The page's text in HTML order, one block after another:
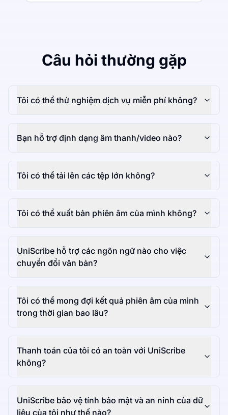
Câu hỏi thường gặp
Tôi có thể thử nghiệm dịch vụ miễn phí không?
Bạn hỗ trợ định dạng âm thanh/video nào?
Tôi có thể tải lên các tệp lớn không?
Tôi có thể xuất bản phiên âm của mình không?
UniScribe hỗ trợ các ngôn ngữ nào cho việc
chuyển đổi văn bản?
Tôi có thể mong đợi kết quả phiên âm của mình
trong thời gian bao lâu?
Thanh toán của tôi có an toàn với UniScribe
không?
UniScribe bảo vệ tính bảo mật và an ninh của dữ
liệu của tôi như thế nào?